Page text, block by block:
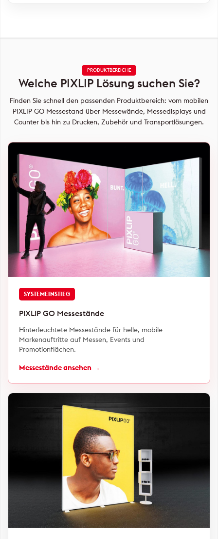
PRODUKTBEREICHE
Welche PIXLIP Lösung suchen Sie?
Finden Sie schnell den passenden Produktbereich: vom mobilen
PIXLIP GO Messestand über Messewände, Messedisplays und
Counter bis hin zu Drucken, Zubehör und Transportlösungen.
SYSTEMEINSTIEG
PIXLIP GO Messestände
Hinterleuchtete Messestände für helle, mobile
Markenauftritte auf Messen, Events und
Promotionflächen.
Messestände ansehen